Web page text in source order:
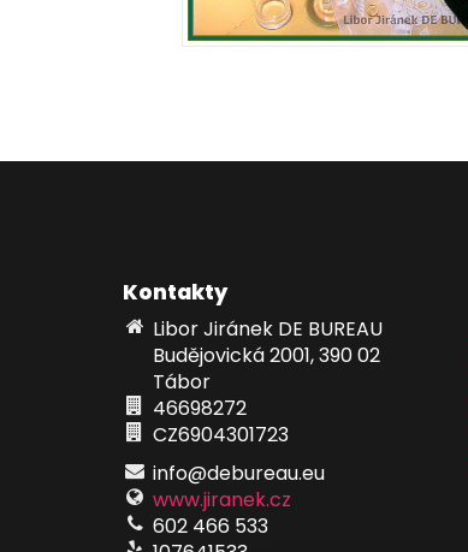
Kontakty
Libor Jiránek DE BUREAU
Budějovická 2001, 390 02
Tábor
46698272
CZ6904301723
info@debureau.eu
www.jiranek.cz
602 466 533